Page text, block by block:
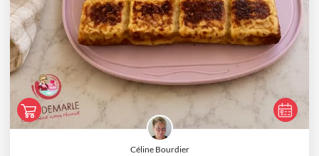
Céline Bourdier